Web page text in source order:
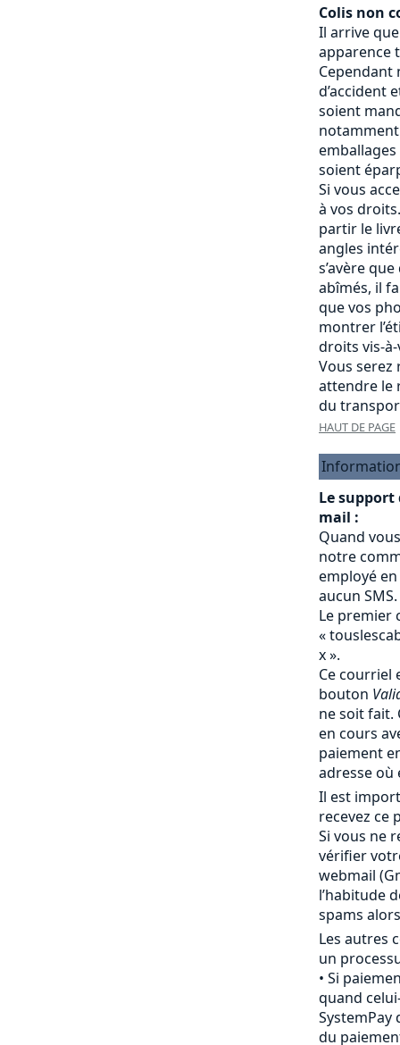
Colis non
Il arrive
apparence
Cependant
d’accident
soient
emballages
soient
Si vous
à vos
partir le
angles
s’avère
abîmés, il
que vos
montrer
droits vis-
Vous serez
attendre le
du
HAUT DE PAGE
Le
mail :
Quand
notre
employé en
aucun SMS.
Le premier
«
x ».
Ce courriel
bouton
ne soit fait.
en cours
paiement
adresse où
Il est
recevez ce
Si vous ne
vérifier
webmail
l’habitude
spams
Les autres
un
Si
quand
SystemPay
du